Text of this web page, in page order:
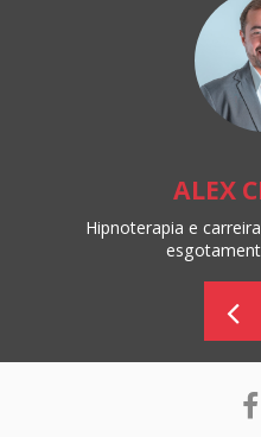
ALEX
Hipnoterapia e